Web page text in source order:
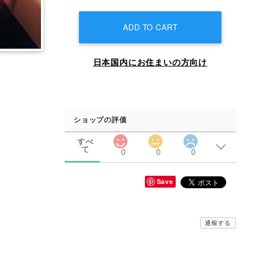
ADD TO CART
日本国内にお住まいの方向け
ショップの評価
すべ
て
0 0 0
Save
通報する